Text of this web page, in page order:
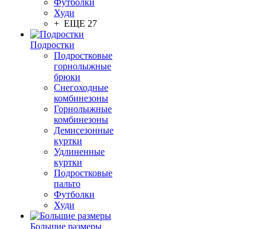
Футболки
Худи
+ ЕЩЕ 27
Подростки
Подростковые
горнолыжные
брюки
Снегоходные
комбинезоны
Горнолыжные
комбинезоны
Демисезонные
куртки
Удлиненные
куртки
Подростковые
пальто
Футболки
Худи
Большие размеры